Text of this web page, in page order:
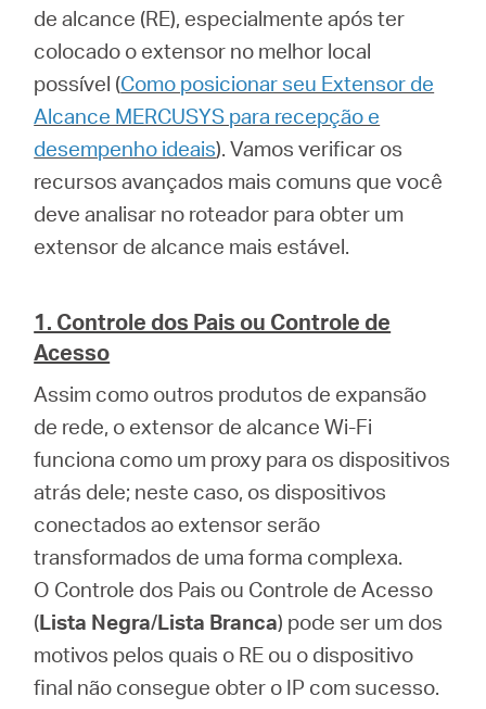
Brazil
Portuguese
de alcance (RE), especialmente após ter
colocado o extensor no melhor local
possível (Como posicionar seu Extensor de
Alcance MERCUSYS para recepção e
desempenho ideais). Vamos verificar os
recursos avançados mais comuns que você
deve analisar no roteador para obter um
extensor de alcance mais estável.
1. Controle dos Pais ou Controle de
Acesso
Assim como outros produtos de expansão
de rede, o extensor de alcance Wi-Fi
funciona como um proxy para os dispositivos
atrás dele; neste caso, os dispositivos
conectados ao extensor serão
transformados de uma forma complexa.
O Controle dos Pais ou Controle de Acesso
(Lista Negra/Lista Branca) pode ser um dos
motivos pelos quais o RE ou o dispositivo
final não consegue obter o IP com sucesso.